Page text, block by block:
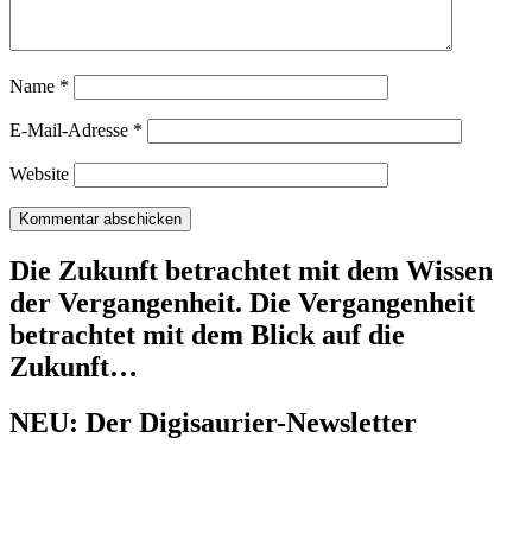
Name *
E-Mail-Adresse *
Website
Die Zukunft betrachtet mit dem Wissen
der Vergangenheit. Die Vergangenheit
betrachtet mit dem Blick auf die
Zukunft…
NEU: Der Digisaurier-Newsletter